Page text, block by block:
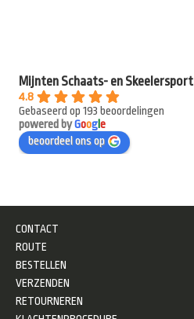
Mijnten Schaats- en Skeelersport
4.8
Gebaseerd op 193 beoordelingen
powered byGooge
beoordeel ons op
CONTACT
ROUTE
BESTELLEN
VERZENDEN
RETOURNEREN